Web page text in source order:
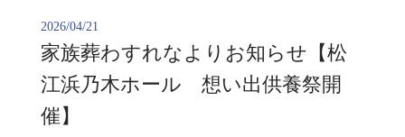
2026/04/21
家族葬わすれなよりお知らせ【松
江浜乃木ホール 想い出供養祭開
催】